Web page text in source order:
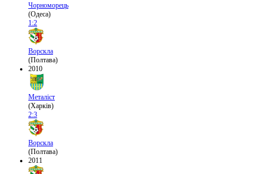
Чорноморець
(Одеса)
1:2
Ворскла
(Полтава)
2010
Металіст
(Харків)
2:3
Ворскла
(Полтава)
2011